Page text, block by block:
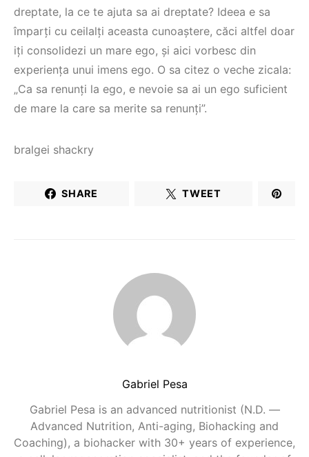
dreptate, la ce te ajuta sa ai dreptate? Ideea e sa
împarți cu ceilalți aceasta cunoaștere, căci altfel doar
iți consolidezi un mare ego, și aici vorbesc din
experiența unui imens ego. O sa citez o veche zicala:
„Ca sa renunți la ego, e nevoie sa ai un ego suficient
de mare la care sa merite sa renunți”.
bralgei shackry
SHARE TWEET
Gabriel Pesa
Gabriel Pesa is an advanced nutritionist (N.D. —
Advanced Nutrition, Anti-aging, Biohacking and
Coaching), a biohacker with 30+ years of experience,